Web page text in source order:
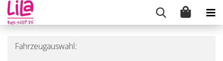
Fahrzeugauswahl: